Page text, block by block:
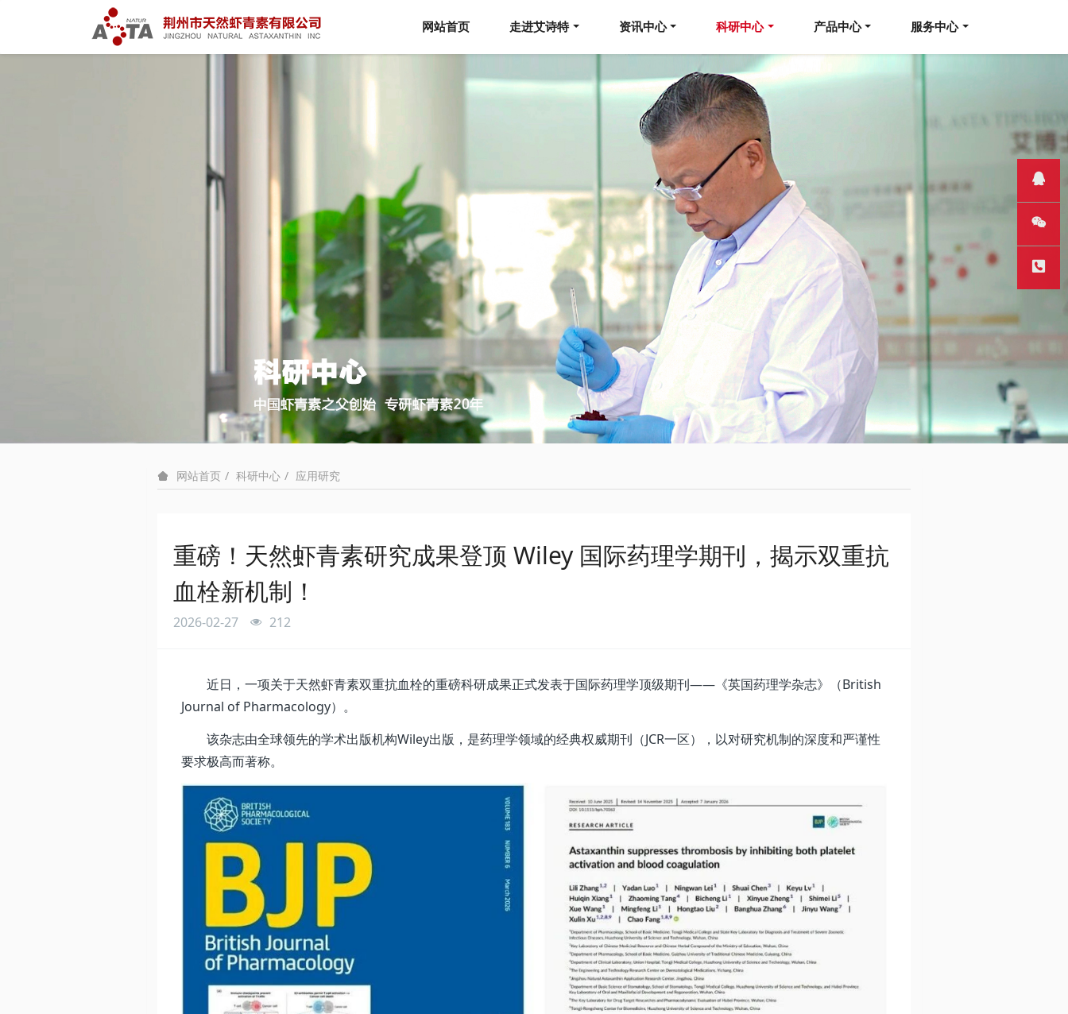
网站首页 走进艾诗特 资讯中心 科研中心 产品中心 服务中心
网站首页 科研中心 应用研究
重磅！天然虾青素研究成果登顶 Wiley 国际药理学期刊，揭示双重抗
血栓新机制！
2026-02-27 212
近日，一项关于天然虾青素双重抗血栓的重磅科研成果正式发表于国际药理学顶级期刊——《英国药理学杂志》（British
Journal of Pharmacology）。
该杂志由全球领先的学术出版机构Wiley出版，是药理学领域的经典权威期刊（JCR一区），以对研究机制的深度和严谨性
要求极高而著称。
QQ客服
微信